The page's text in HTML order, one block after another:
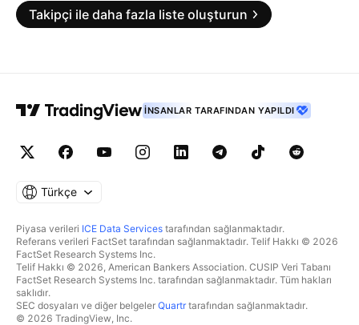
Takipçi ile daha fazla liste oluşturun
İNSANLAR TARAFINDAN YAPILDI
Türkçe
Piyasa verileri ICE Data Services tarafından sağlanmaktadır.
Referans verileri FactSet tarafından sağlanmaktadır. Telif Hakkı © 2026
FactSet Research Systems Inc.
Telif Hakkı © 2026, American Bankers Association. CUSIP Veri Tabanı
FactSet Research Systems Inc. tarafından sağlanmaktadır. Tüm hakları
saklıdır.
SEC dosyaları ve diğer belgeler Quartrtarafından sağlanmaktadır.
© 2026 TradingView, Inc.